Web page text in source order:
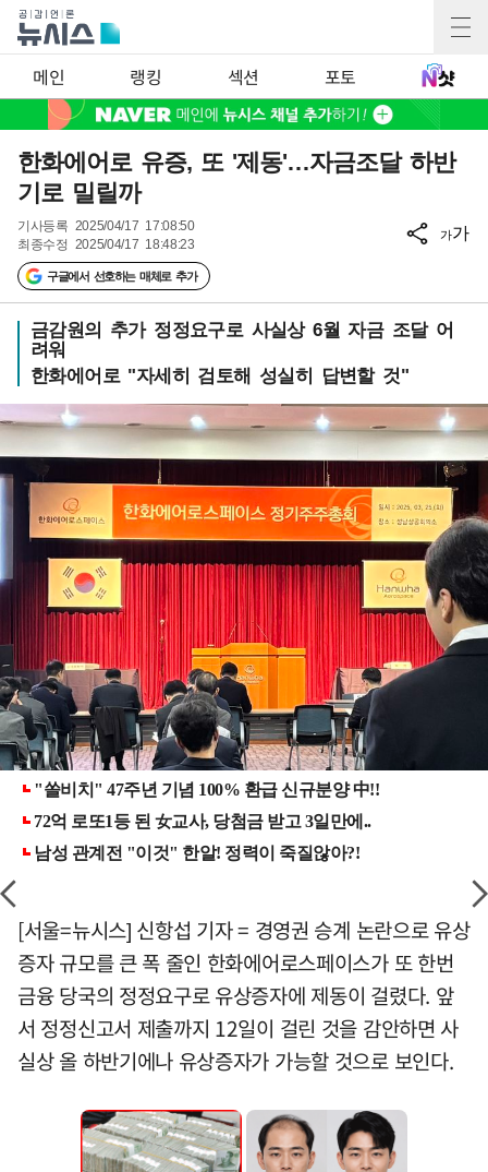
메인 랭킹 섹션 포토
한화에어로 유증, 또 '제동'…자금조달 하반
기로 밀릴까
기사등록 2025/04/17 17:08:50
최종수정 2025/04/17 18:48:23
구글에서 선호하는 매체로 추가
가가
금감원의 추가 정정요구로 사실상 6월 자금 조달 어
려워
한화에어로 "자세히 검토해 성실히 답변할 것"
[서울=뉴시스] 신항섭 기자 = 경영권 승계 논란으로 유상
증자 규모를 큰 폭 줄인 한화에어로스페이스가 또 한번
금융 당국의 정정요구로 유상증자에 제동이 걸렸다. 앞
서 정정신고서 제출까지 12일이 걸린 것을 감안하면 사
실상 올 하반기에나 유상증자가 가능할 것으로 보인다.